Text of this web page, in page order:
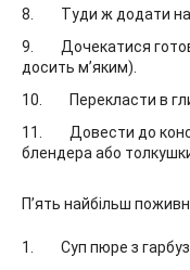
Туди ж додати
Дочекатися
досить м’яким).
Перекласти в
Довести до
блендера або
П’ять найбільш
Суп пюре з